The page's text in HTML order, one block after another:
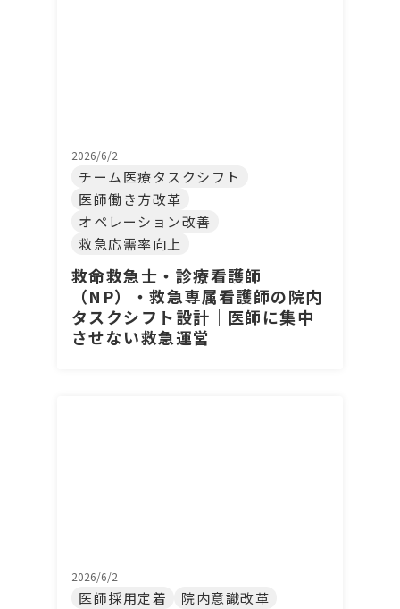
2026/6/2
チーム医療タスクシフト
医師働き方改革
オペレーション改善
救急応需率向上
救命救急士・診療看護師
（NP）・救急専属看護師の院内
タスクシフト設計｜医師に集中
させない救急運営
2026/6/2
医師採用定着
院内意識改革